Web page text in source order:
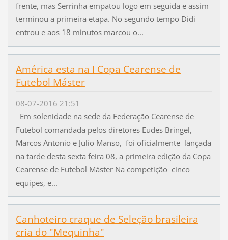
frente, mas Serrinha empatou logo em seguida e assim
terminou a primeira etapa. No segundo tempo Didi
entrou e aos 18 minutos marcou o...
América esta na I Copa Cearense de
Futebol Máster
08-07-2016 21:51
Em solenidade na sede da Federação Cearense de
Futebol comandada pelos diretores Eudes Bringel,
Marcos Antonio e Julio Manso, foi oficialmente lançada
na tarde desta sexta feira 08, a primeira edição da Copa
Cearense de Futebol Máster Na competição cinco
equipes, e...
Canhoteiro craque de Seleção brasileira
cria do "Mequinha"